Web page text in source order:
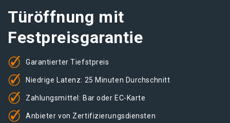
Türöffnung mit
Festpreisgarantie
Garantierter Tiefstpreis
Niedrige Latenz: 25 Minuten Durchschnitt
Zahlungsmittel: Bar oder EC-Karte
Anbieter von Zertifizierungsdiensten